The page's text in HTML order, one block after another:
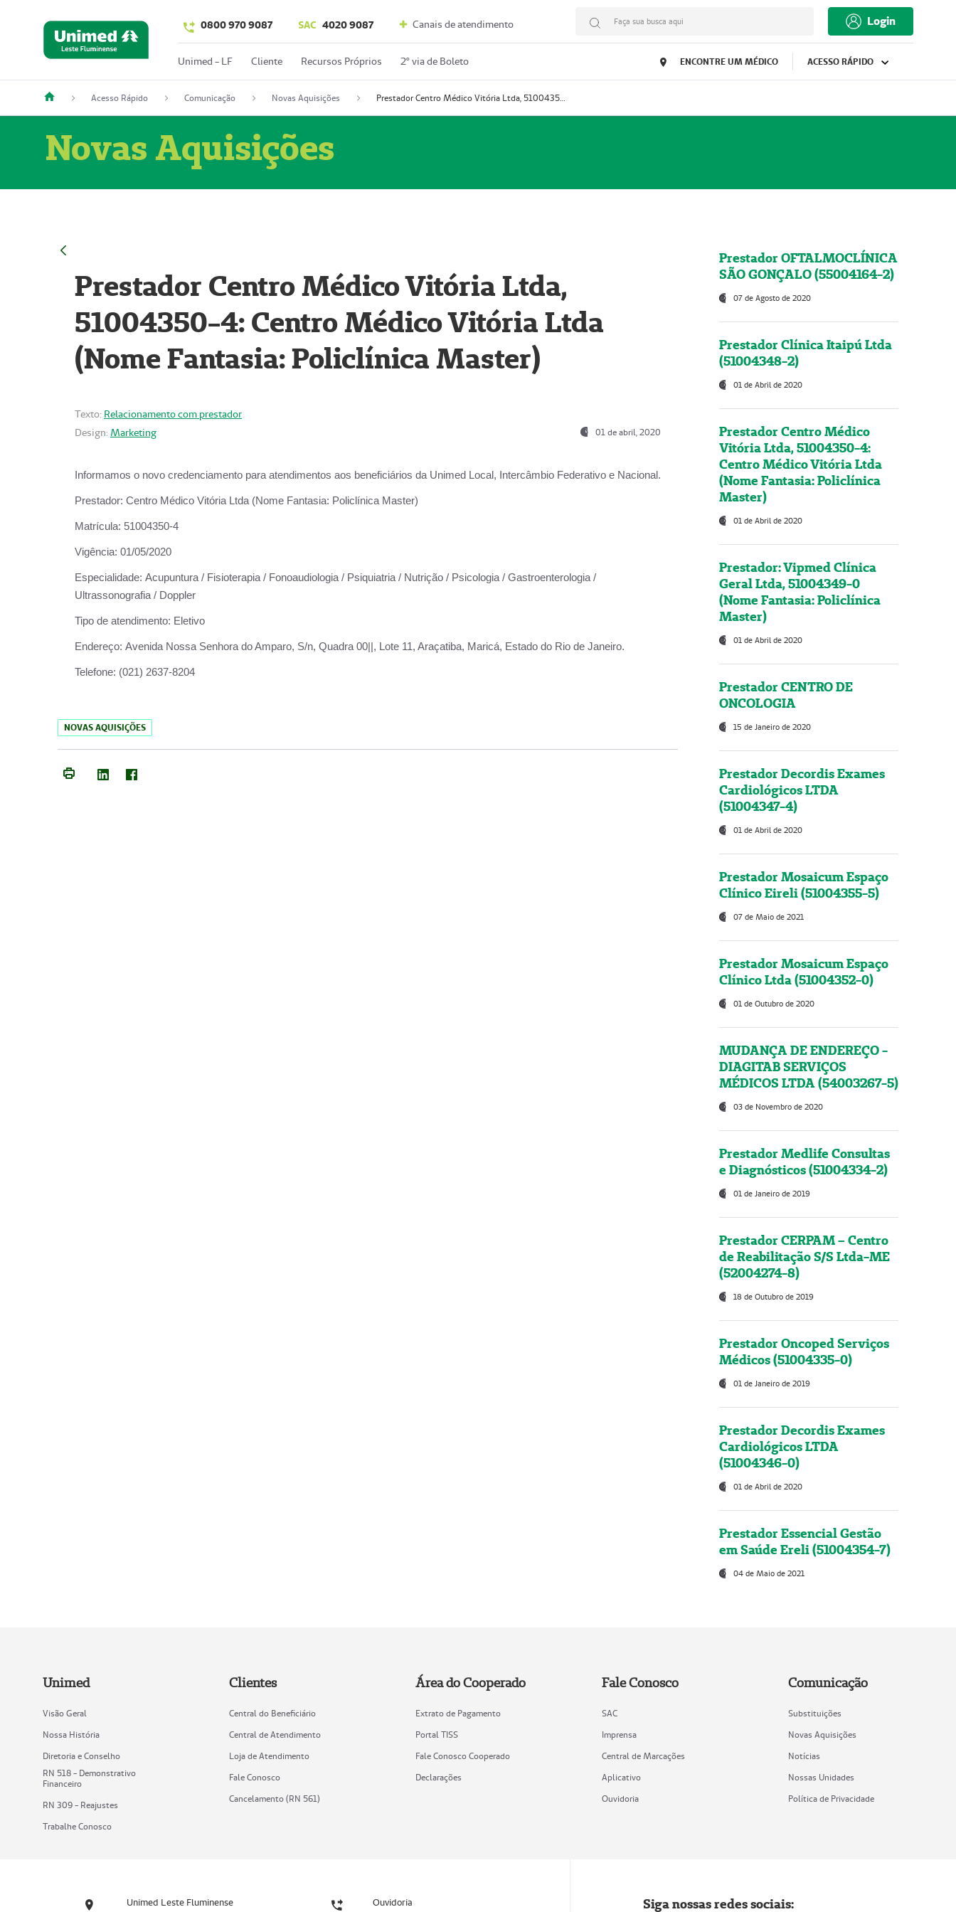
0800 970 9087 SAC 4020 9087 Canais de atendimento Faça sua busca aqui Login
Unimed - LF Cliente Recursos Próprios 2º via de Boleto ENCONTRE UM MÉDICO ACESSO RÁPIDO
Acesso Rápido Comunicação Novas Aquisições Prestador Centro Médico Vitória Ltda, 51004350-4: Centro Médico Vitória Ltda (Nome Fantasia: Policlínica Master)
Novas Aquisições
Prestador Centro Médico Vitória Ltda,
51004350-4: Centro Médico Vitória Ltda
(Nome Fantasia: Policlínica Master)
Texto: Relacionamento com prestador
Design: Marketing 01 de abril, 2020
Informamos o novo credenciamento para atendimentos aos beneficiários da Unimed Local, Intercâmbio Federativo e Nacional.
Prestador: Centro Médico Vitória Ltda (Nome Fantasia: Policlínica Master)
Matrícula: 51004350-4
Vigência: 01/05/2020
Especialidade: Acupuntura / Fisioterapia / Fonoaudiologia / Psiquiatria / Nutrição / Psicologia / Gastroenterologia /
Ultrassonografia / Doppler
Tipo de atendimento: Eletivo
Endereço: Avenida Nossa Senhora do Amparo, S/n, Quadra 00||, Lote 11, Araçatiba, Maricá, Estado do Rio de Janeiro.
Telefone: (021) 2637-8204
NOVAS AQUISIÇÕES
Prestador OFTALMOCLÍNICA
SÃO GONÇALO (55004164-2)
07 de Agosto de 2020
Prestador Clínica Itaipú Ltda
(51004348-2)
01 de Abril de 2020
Prestador Centro Médico
Vitória Ltda, 51004350-4:
Centro Médico Vitória Ltda
(Nome Fantasia: Policlínica
Master)
01 de Abril de 2020
Prestador: Vipmed Clínica
Geral Ltda, 51004349-0
(Nome Fantasia: Policlínica
Master)
01 de Abril de 2020
Prestador CENTRO DE
ONCOLOGIA
15 de Janeiro de 2020
Prestador Decordis Exames
Cardiológicos LTDA
(51004347-4)
01 de Abril de 2020
Prestador Mosaicum Espaço
Clínico Eireli (51004355-5)
07 de Maio de 2021
Prestador Mosaicum Espaço
Clínico Ltda (51004352-0)
01 de Outubro de 2020
MUDANÇA DE ENDEREÇO -
DIAGITAB SERVIÇOS
MÉDICOS LTDA (54003267-5)
03 de Novembro de 2020
Prestador Medlife Consultas
e Diagnósticos (51004334-2)
01 de Janeiro de 2019
Prestador CERPAM – Centro
de Reabilitação S/S Ltda-ME
(52004274-8)
18 de Outubro de 2019
Prestador Oncoped Serviços
Médicos (51004335-0)
01 de Janeiro de 2019
Prestador Decordis Exames
Cardiológicos LTDA
(51004346-0)
01 de Abril de 2020
Prestador Essencial Gestão
em Saúde Ereli (51004354-7)
04 de Maio de 2021
Unimed
Visão Geral
Nossa História
Diretoria e Conselho
RN 518 - Demonstrativo
Financeiro
RN 309 - Reajustes
Trabalhe Conosco
Clientes
Central do Beneficiário
Central de Atendimento
Loja de Atendimento
Fale Conosco
Cancelamento (RN 561)
Área do Cooperado
Extrato de Pagamento
Portal TISS
Fale Conosco Cooperado
Declarações
Fale Conosco
SAC
Imprensa
Central de Marcações
Aplicativo
Ouvidoria
Comunicação
Substituições
Novas Aquisições
Notícias
Nossas Unidades
Política de Privacidade
Unimed Leste Fluminense Ouvidoria Siga nossas redes sociais: